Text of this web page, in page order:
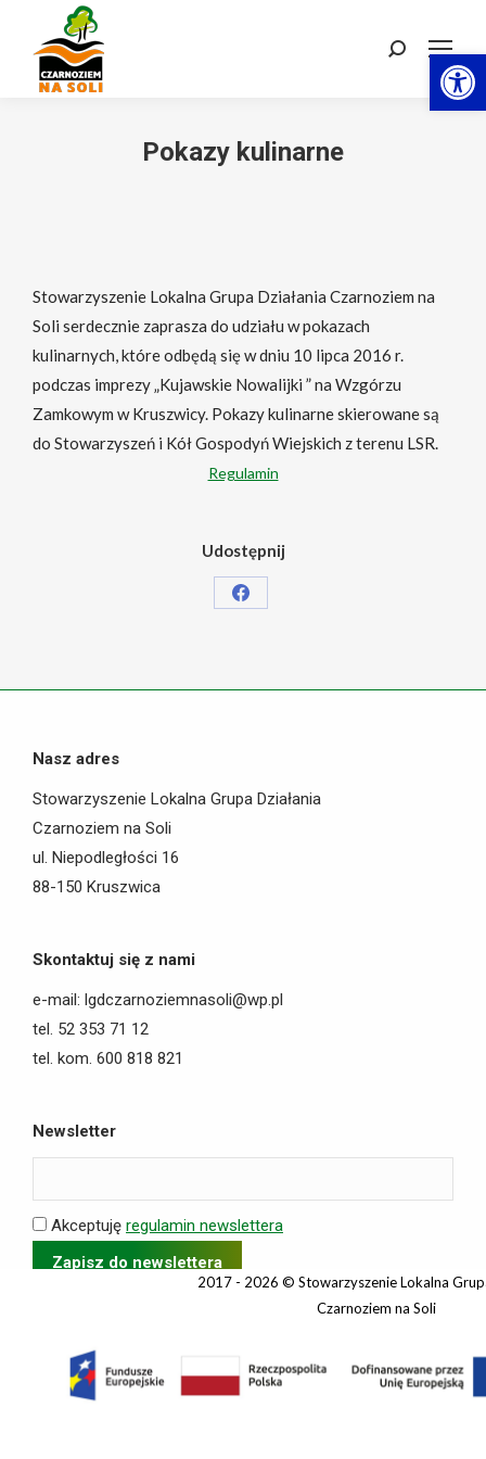
Szukaj:
Pokazy kulinarne
Stowarzyszenie Lokalna Grupa Działania Czarnoziem na
Soli serdecznie zaprasza do udziału w pokazach
kulinarnych, które odbędą się w dniu 10 lipca 2016 r.
podczas imprezy „Kujawskie Nowalijki ” na Wzgórzu
Zamkowym w Kruszwicy. Pokazy kulinarne skierowane są
do Stowarzyszeń i Kół Gospodyń Wiejskich z terenu LSR.
Regulamin
Udostępnij
Share
Nasz adres
Stowarzyszenie Lokalna Grupa Działania
Czarnoziem na Soli
ul. Niepodległości 16
88-150 Kruszwica
Skontaktuj się z nami
e-mail: lgdczarnoziemnasoli@wp.pl
tel. 52 353 71 12
tel. kom. 600 818 821
Newsletter
Akceptuję regulamin newslettera
2017 - 2026 © Stowarzyszenie Lokalna
Czarnoziem na Soli